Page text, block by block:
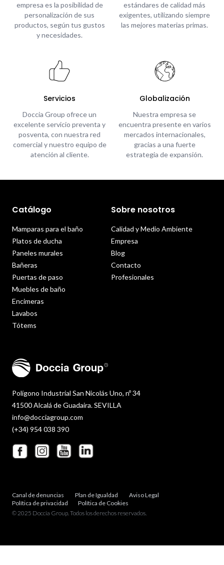
empresa es la posibilidad de
personalización de sus
productos, según tus gustos
y necesidades.
estándares de calidad más
exigentes, utilizando siempre
las mejores materias primas.
Servicios
Doccia Group ofrece un
excelente servicio preventa y
posventa, con nuestra red
comercial y nuestro equipo de
atención al cliente.
Globalización
Nuestra empresa se
encuentra presente en varios
mercados internacionales,
gracias a una fuerte
estrategia de expansión.
Polígono Industrial San Nicolás Uno, nº 34
41500 Alcalá de Guadaira. SEVILLA
info@docciagroup.com
(+34) 954 038 390
Catálogo
Mamparas para el baño
Platos de ducha
Paneles murales
Bañeras
Puertas de paso
Muebles de baño
Encimeras
Lavabos
Tótems
Sobre nosotros
Calidad y Medio Ambiente
Empresa
Blog
Contacto
Profesionales
Canal de denuncias Plan de Igualdad
Aviso Legal
Política de privacidad
Política de Cookies
© 2025 Doccia Group. Todos los derechos reservados.